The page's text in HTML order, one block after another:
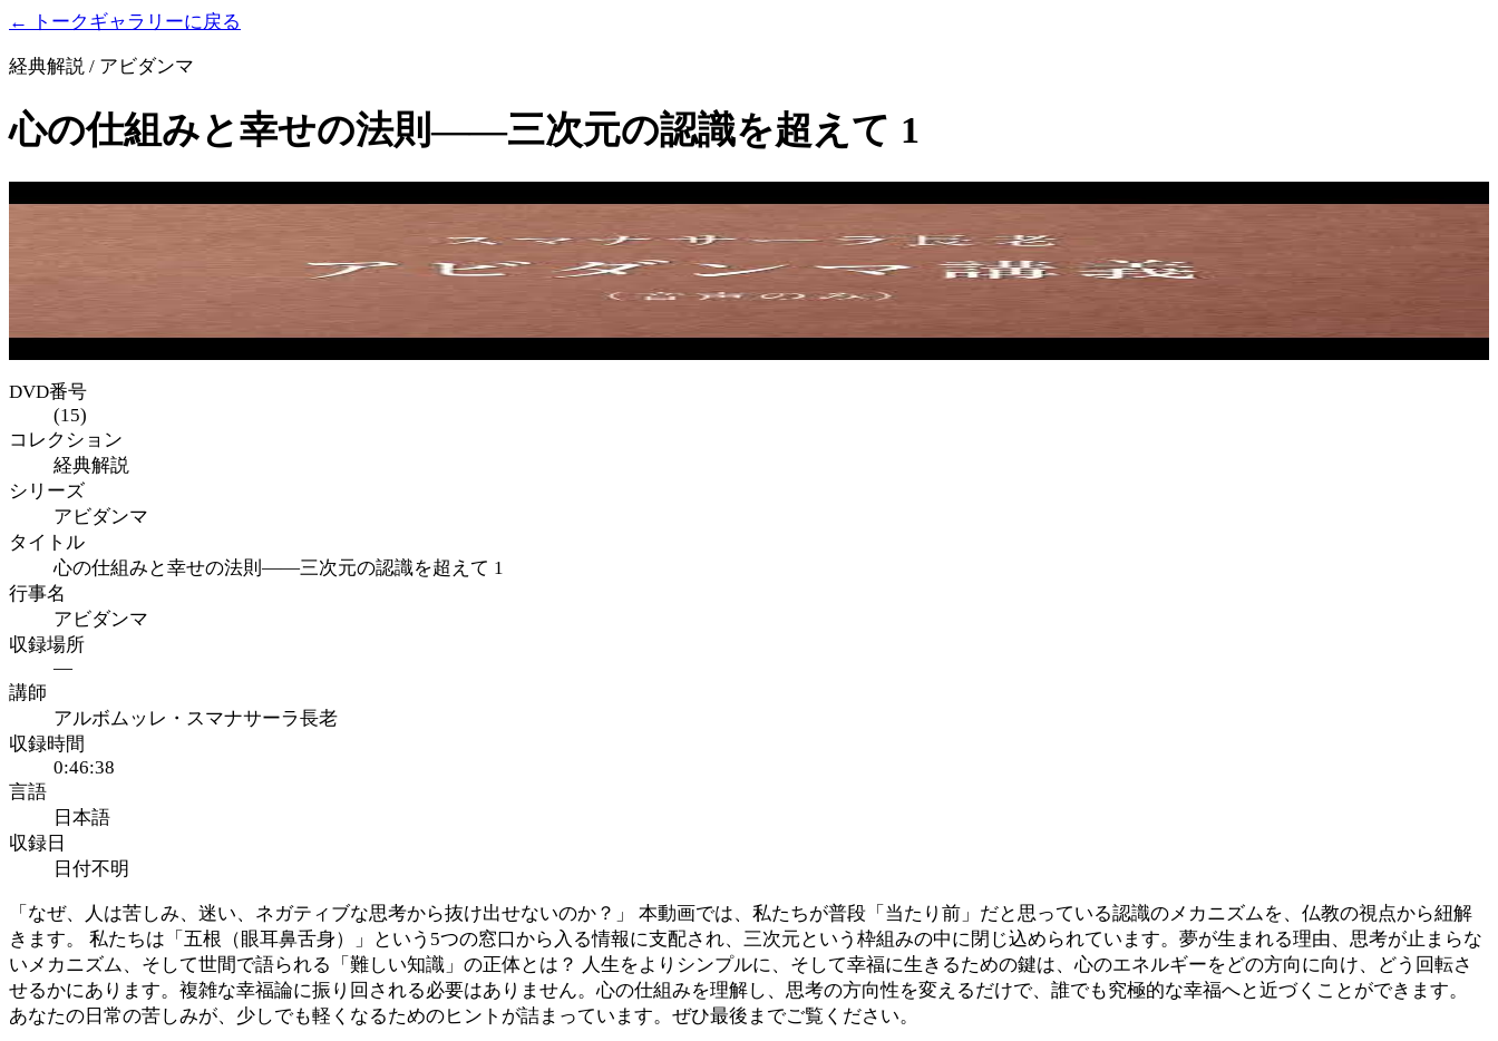
← トークギャラリーに戻る
経典解説 / アビダンマ
心の仕組みと幸せの法則——三次元の認識を超えて 1
DVD番号
(15)
コレクション
経典解説
シリーズ
アビダンマ
タイトル
心の仕組みと幸せの法則——三次元の認識を超えて 1
行事名
アビダンマ
収録場所
—
講師
アルボムッレ・スマナサーラ長老
収録時間
0:46:38
言語
日本語
収録日
日付不明
「なぜ、人は苦しみ、迷い、ネガティブな思考から抜け出せないのか？」 本動画では、私たちが普段「当たり前」だと思っている認識のメカニズムを、仏教の視点から紐解
きます。 私たちは「五根（眼耳鼻舌身）」という5つの窓口から入る情報に支配され、三次元という枠組みの中に閉じ込められています。夢が生まれる理由、思考が止まらな
いメカニズム、そして世間で語られる「難しい知識」の正体とは？ 人生をよりシンプルに、そして幸福に生きるための鍵は、心のエネルギーをどの方向に向け、どう回転さ
せるかにあります。複雑な幸福論に振り回される必要はありません。心の仕組みを理解し、思考の方向性を変えるだけで、誰でも究極的な幸福へと近づくことができます。
あなたの日常の苦しみが、少しでも軽くなるためのヒントが詰まっています。ぜひ最後までご覧ください。